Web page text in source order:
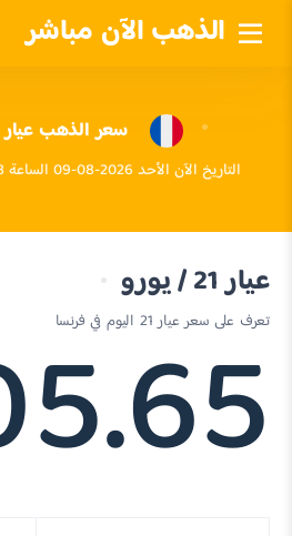
الذهب الآن مباشر
سعر الذهب عيار 21 في فرنسا اليوم
التاريخ الآن الأحد 2026-08-09 الساعة 10:28 صباحاً بتوقيت فرنسا
عيار 21 / يورو
تعرف على سعر عيار 21 اليوم في فرنسا